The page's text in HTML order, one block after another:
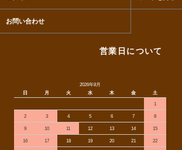
お問い合わせ
営業日について
2026年8月
日
月 火 水 木 金
土
1
2 3 4 5 6 7 8
9 10 11 12 13 14 15
16 17 18 19 20 21 22